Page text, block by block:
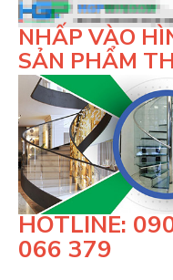
NHẤP VÀO
SẢN PHẨM
HOTLINE:
066 379